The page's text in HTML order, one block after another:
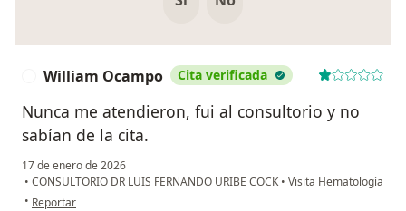
William Ocampo Cita verificada
Nunca me atendieron, fui al consultorio y no
sabían de la cita.
17 de enero de 2026
• CONSULTORIO DR LUIS FERNANDO URIBE COCK • Visita Hematología
• en opinión del usuario William Ocampo
Reportar